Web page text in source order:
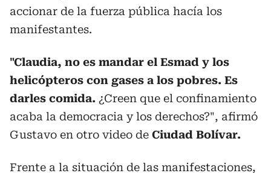
accionar de la fuerza pública hacía los
manifestantes.
"Claudia, no es mandar el Esmad y los
helicópteros con gases a los pobres. Es
darles comida. ¿Creen que el confinamiento
acaba la democracia y los derechos?", afirmó
Gustavo en otro video de Ciudad Bolívar.
Frente a la situación de las manifestaciones,